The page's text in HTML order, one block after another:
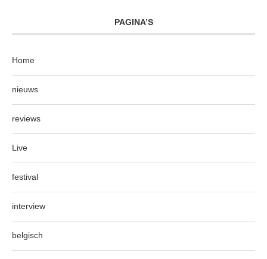
PAGINA’S
Home
nieuws
reviews
Live
festival
interview
belgisch